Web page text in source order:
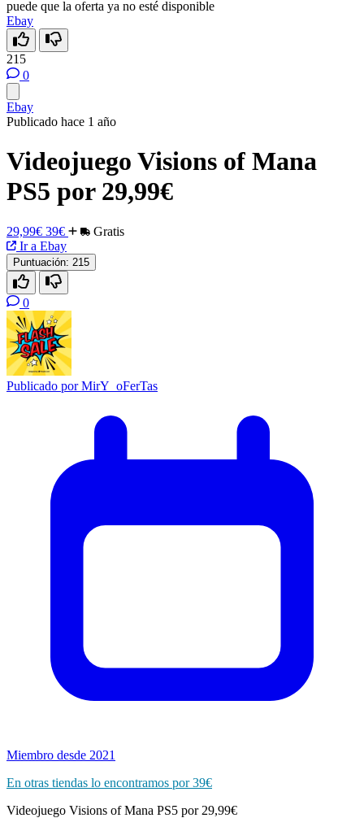
puede que la oferta ya no esté disponible
Ebay
215
0
Ebay
Publicado hace 1 año
Videojuego Visions of Mana
PS5 por 29,99€
29,99€ 39€
Gratis
Ir a Ebay
Puntuación: 215
0
Publicado porMirY_oFerTas
Miembro desde 2021
En otras tiendas lo encontramos por 39€
Videojuego Visions of Mana PS5 por 29,99€